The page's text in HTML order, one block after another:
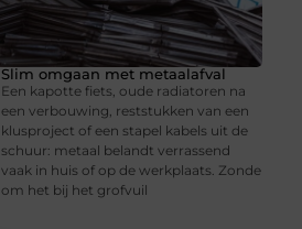
Slim omgaan met metaalafval
Een kapotte fiets, oude radiatoren na
een verbouwing, reststukken van een
klusproject of een stapel kabels uit de
schuur: metaal belandt verrassend
vaak in huis of op de werkplaats. Zonde
om het bij het grofvuil